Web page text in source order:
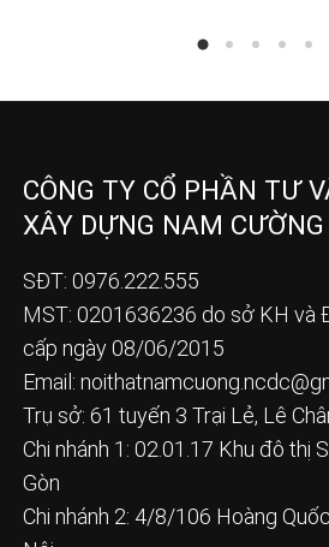
CÔNG TY CỔ PHẦN TƯ
XÂY DỰNG NAM CƯỜNG
SĐT: 0976.222.555
MST: 0201636236 do sở KH và
cấp ngày 08/06/2015
Email:
Trụ sở: 61 tuyến 3 Trại Lẻ, Lê
Chi nhánh 1: 02.01.17 Khu đô thị
Gòn
Chi nhánh 2: 4/8/106 Hoàng